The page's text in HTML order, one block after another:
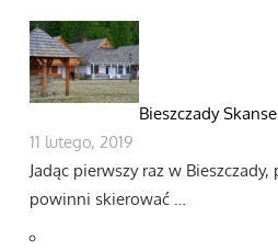
Bieszczady
11 lutego, 2019
Jadąc pierwszy raz w
powinni skierować …